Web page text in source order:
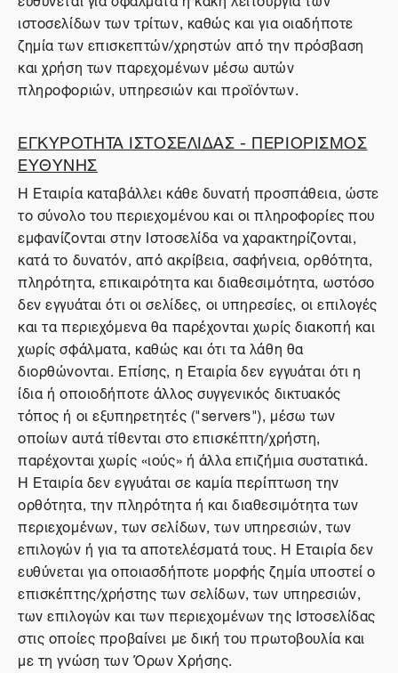
ιστοσελίδων των τρίτων, καθώς και για οιαδήποτε
ζημία των επισκεπτών/χρηστών από την πρόσβαση
και χρήση των παρεχομένων μέσω αυτών
πληροφοριών, υπηρεσιών και προϊόντων.
ΕΓΚΥΡΟΤΗΤΑ ΙΣΤΟΣΕΛΙΔΑΣ - ΠΕΡΙΟΡΙΣΜΟΣ
ΕΥΘΥΝΗΣ
Η Εταιρία καταβάλλει κάθε δυνατή προσπάθεια, ώστε
το σύνολο του περιεχομένου και οι πληροφορίες που
εμφανίζονται στην Ιστοσελίδα να χαρακτηρίζονται,
κατά το δυνατόν, από ακρίβεια, σαφήνεια, ορθότητα,
πληρότητα, επικαιρότητα και διαθεσιμότητα, ωστόσο
δεν εγγυάται ότι οι σελίδες, οι υπηρεσίες, οι επιλογές
και τα περιεχόμενα θα παρέχονται χωρίς διακοπή και
χωρίς σφάλματα, καθώς και ότι τα λάθη θα
διορθώνονται. Επίσης, η Εταιρία δεν εγγυάται ότι η
ίδια ή οποιοδήποτε άλλος συγγενικός δικτυακός
τόπος ή οι εξυπηρετητές ("servers"), μέσω των
οποίων αυτά τίθενται στο επισκέπτη/χρήστη,
παρέχονται χωρίς «ιούς» ή άλλα επιζήμια συστατικά.
Η Εταιρία δεν εγγυάται σε καμία περίπτωση την
ορθότητα, την πληρότητα ή και διαθεσιμότητα των
περιεχομένων, των σελίδων, των υπηρεσιών, των
επιλογών ή για τα αποτελέσματά τους. Η Εταιρία δεν
ευθύνεται για οποιασδήποτε μορφής ζημία υποστεί ο
επισκέπτης/χρήστης των σελίδων, των υπηρεσιών,
των επιλογών και των περιεχομένων της Ιστοσελίδας
στις οποίες προβαίνει με δική του πρωτοβουλία και
με τη γνώση των Όρων Χρήσης.